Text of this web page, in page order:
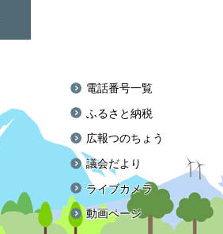
電話番号一覧
ふるさと納税
広報つのちょう
議会だより
ライブカメラ
動画ページ